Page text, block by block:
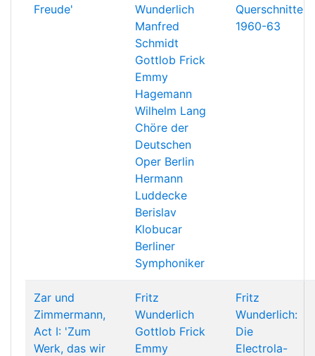
Freude'
Wunderlich
Manfred
Schmidt
Gottlob Frick
Emmy
Hagemann
Wilhelm Lang
Chöre der
Deutschen
Oper Berlin
Hermann
Luddecke
Berislav
Klobucar
Berliner
Symphoniker
Querschnitte
1960-63
Zar und
Zimmermann,
Act I: 'Zum
Werk, das wir
Fritz
Wunderlich
Gottlob Frick
Emmy
Fritz
Wunderlich:
Die
Electrola-